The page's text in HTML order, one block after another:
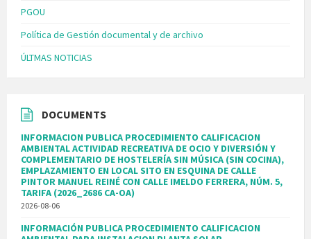
PGOU
Política de Gestión documental y de archivo
ÚLTMAS NOTICIAS
DOCUMENTS
INFORMACION PUBLICA PROCEDIMIENTO CALIFICACION
AMBIENTAL ACTIVIDAD RECREATIVA DE OCIO Y DIVERSIÓN Y
COMPLEMENTARIO DE HOSTELERÍA SIN MÚSICA (SIN COCINA),
EMPLAZAMIENTO EN LOCAL SITO EN ESQUINA DE CALLE
PINTOR MANUEL REINÉ CON CALLE IMELDO FERRERA, NÚM. 5,
TARIFA (2026_2686 CA-OA)
2026-08-06
INFORMACIÓN PUBLICA PROCEDIMIENTO CALIFICACION